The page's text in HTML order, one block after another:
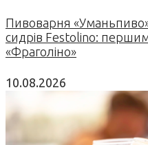
Пивоварня «Уманьпиво»
сидрів Festolino:
«Фраголіно»
10.08.2026